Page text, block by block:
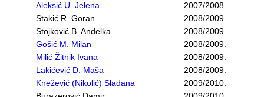
Aleksić U. Jelena
2007/2008.
Stakić R. Goran
2008/2009.
Stojković B. Anđelka
2008/2009.
Gošić M. Milan
2008/2009.
Milić Žitnik Ivana
2008/2009.
Lakićević D. Maša
2008/2009.
Knežević (Nikolić) Slađana
2009/2010.